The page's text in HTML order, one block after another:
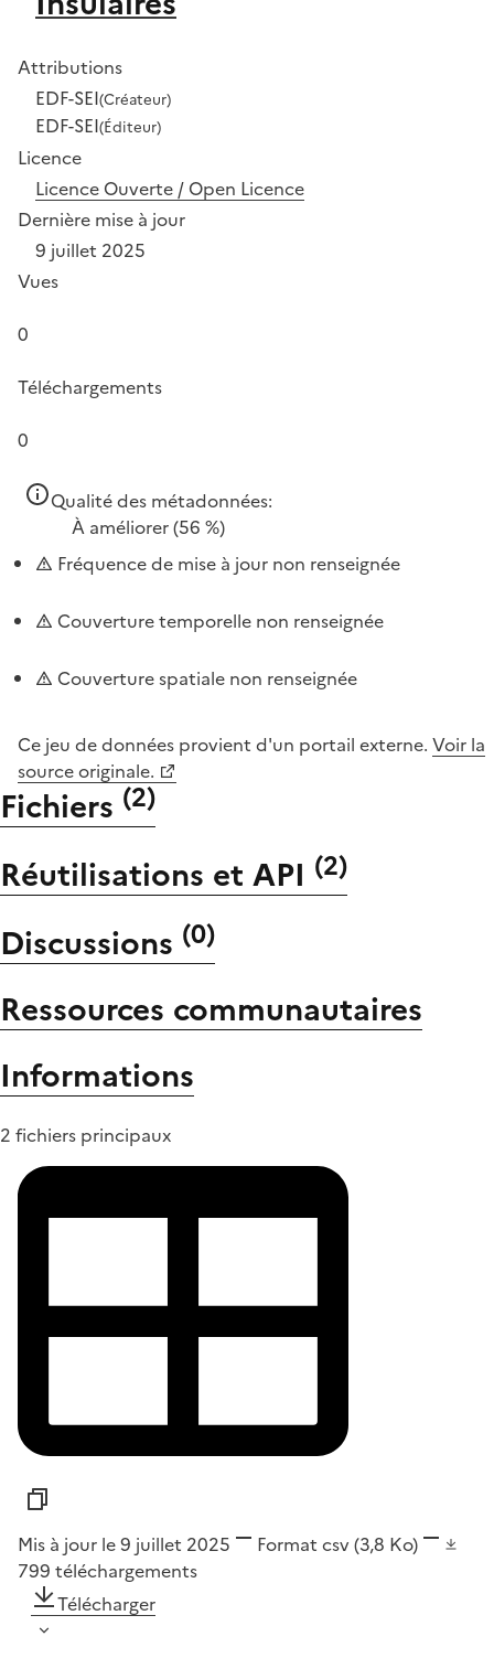
Attributions
EDF-SEI(Créateur)
EDF-SEI(Éditeur)
Licence
Licence Ouverte / Open Licence
Dernière mise à jour
9 juillet 2025
Vues
0
Téléchargements
0
Qualité des métadonnées:
À améliorer(56 %)
Fréquence de mise à jour non renseignée
Couverture temporelle non renseignée
Couverture spatiale non renseignée
Ce jeu de données provient d'un portail externe. Voir la
source originale.
Fichiers (2)
Réutilisations et API (2)
Discussions (0)
Ressources communautaires
Informations
2 fichiers principaux
Mis à jour le 9 juillet 2025 Format csv(3,8 Ko)
799 téléchargements
Télécharger